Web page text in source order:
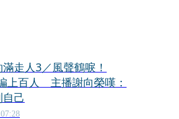
走人3／風聲鶴唳！
上百人 主播謝向榮嘆：
己